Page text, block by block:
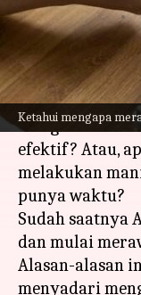
Ketahui mengapa
menulis Handoko
Apa ceritanya
Apakah Anda
mengikuti
efektif? Atau,
melakukan
punya waktu?
Sudah saatnya
dan mulai
Alasan-alasan
menyadari